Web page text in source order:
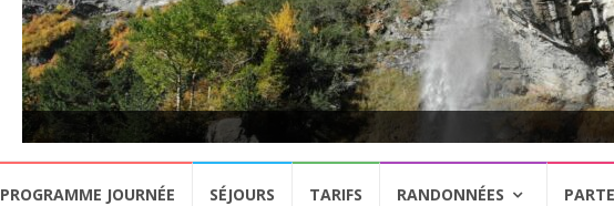
PROGRAMME JOURNÉE SÉJOURS TARIFS RANDONNÉES